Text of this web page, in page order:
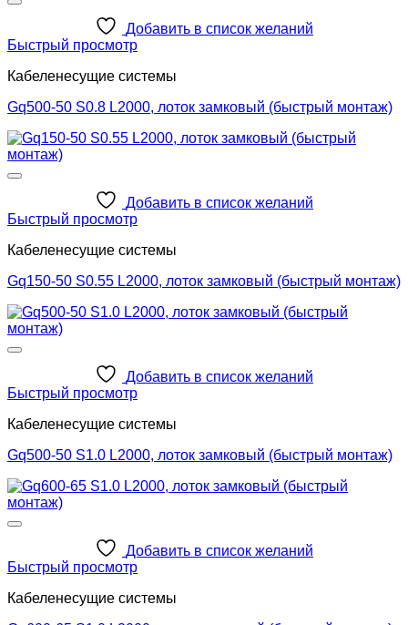
Добавить в список желаний
Быстрый просмотр
Кабеленесущие системы
Gq500-50 S0.8 L2000, лоток замковый (быстрый монтаж)
Добавить в список желаний
Быстрый просмотр
Кабеленесущие системы
Gq150-50 S0.55 L2000, лоток замковый (быстрый монтаж)
Добавить в список желаний
Быстрый просмотр
Кабеленесущие системы
Gq500-50 S1.0 L2000, лоток замковый (быстрый монтаж)
Добавить в список желаний
Быстрый просмотр
Кабеленесущие системы